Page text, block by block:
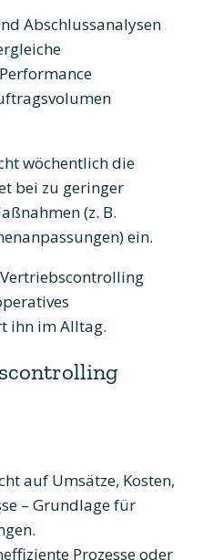
Abschlussanalysen
wöchentlich die
bei zu geringer
(z. B.
ein.
ihn im Alltag.
auf Umsätze, Kosten,
– Grundlage für
Prozesse oder